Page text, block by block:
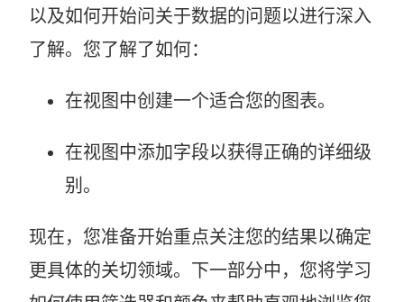
以及如何开始问关于数据的问题以进行深入
了解。您了解了如何：
在视图中创建一个适合您的图表。
在视图中添加字段以获得正确的详细级
别。
现在，您准备开始重点关注您的结果以确定
更具体的关切领域。下一部分中，您将学习